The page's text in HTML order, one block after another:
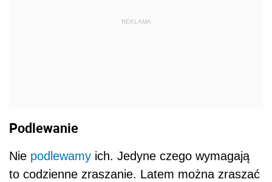
REKLAMA
Podlewanie
Nie podlewamy ich. Jedyne czego wymagają
to codzienne zraszanie. Latem można zraszać